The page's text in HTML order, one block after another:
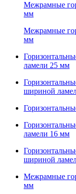
Межрамные
мм
Межрамные
мм
ламели 25 мм
шириной
ламели 16 мм
шириной
Межрамные
мм